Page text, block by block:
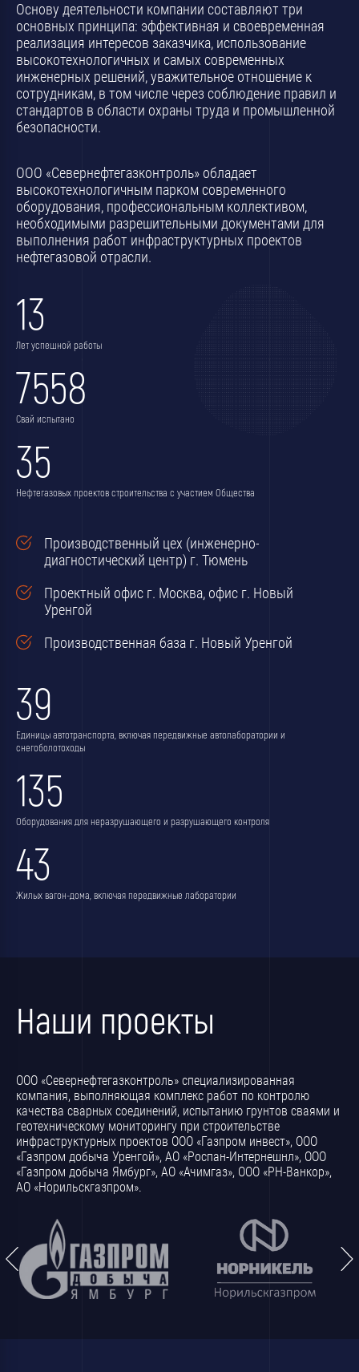
Основу деятельности компании составляют три
основных принципа: эффективная и своевременная
реализация интересов заказчика, использование
высокотехнологичных и самых современных
инженерных решений, уважительное отношение к
сотрудникам, в том числе через соблюдение правил и
стандартов в области охраны труда и промышленной
безопасности.
ООО «Севернефтегазконтроль» обладает
высокотехнологичным парком современного
оборудования, профессиональным коллективом,
необходимыми разрешительными документами для
выполнения работ инфраструктурных проектов
нефтегазовой отрасли.
13
Лет успешной работы
7558
Свай испытано
35
Нефтегазовых проектов строительства с участием Общества
Производственный цех (инженерно-
диагностический центр) г. Тюмень
Проектный офис г. Москва, офис г. Новый
Уренгой
Производственная база г. Новый Уренгой
39
Единицы автотранспорта, включая передвижные автолаборатории и
снегоболотоходы
135
Оборудования для неразрушающего и разрушающего контроля
43
Жилых вагон-дома, включая передвижные лаборатории
Наши проекты
ООО «Севернефтегазконтроль» специализированная
компания, выполняющая комплекс работ по контролю
качества сварных соединений, испытанию грунтов сваями и
геотехническому мониторингу при строительстве
инфраструктурных проектов ООО «Газпром инвест», ООО
«Газпром добыча Уренгой», АО «Роспан-Интернешнл», ООО
«Газпром добыча Ямбург», АО «Ачимгаз», ООО «РН-Ванкор»,
АО «Норильскгазпром».